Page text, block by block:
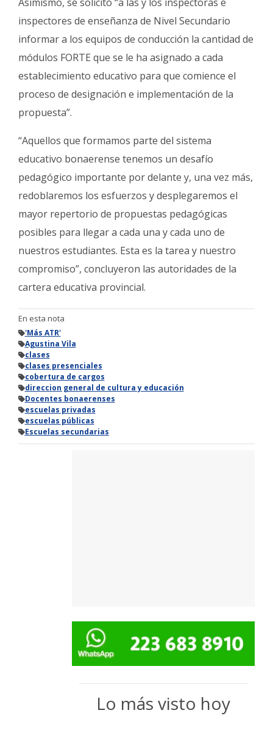
Asimismo, se solicitó “a las y los inspectoras e
inspectores de enseñanza de Nivel Secundario
informar a los equipos de conducción la cantidad de
módulos FORTE que se le ha asignado a cada
establecimiento educativo para que comience el
proceso de designación e implementación de la
propuesta”.
“Aquellos que formamos parte del sistema
educativo bonaerense tenemos un desafío
pedagógico importante por delante y, una vez más,
redoblaremos los esfuerzos y desplegaremos el
mayor repertorio de propuestas pedagógicas
posibles para llegar a cada una y cada uno de
nuestros estudiantes. Esta es la tarea y nuestro
compromiso”, concluyeron las autoridades de la
cartera educativa provincial.
En esta nota
'Más ATR'
Agustina Vila
clases
clases presenciales
cobertura de cargos
direccion general de cultura y educación
Docentes bonaerenses
escuelas privadas
escuelas públicas
Escuelas secundarias
Lo más visto hoy